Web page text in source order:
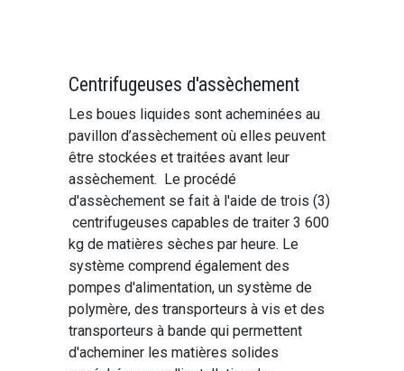
Centrifugeuses d'assèchement
Les boues liquides sont acheminées au
pavillon d’assèchement où elles peuvent
être stockées et traitées avant leur
assèchement. Le procédé
d'assèchement se fait à l'aide de trois (3)
centrifugeuses capables de traiter 3 600
kg de matières sèches par heure. Le
système comprend également des
pompes d'alimentation, un système de
polymère, des transporteurs à vis et des
transporteurs à bande qui permettent
d'acheminer les matières solides